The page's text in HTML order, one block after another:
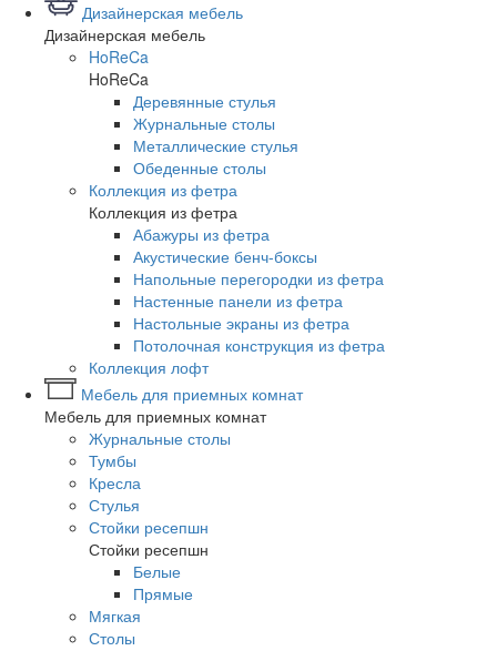
Дизайнерская мебель
Дизайнерская мебель
HoReCa
HoReCa
Деревянные стулья
Журнальные столы
Металлические стулья
Обеденные столы
Коллекция из фетра
Коллекция из фетра
Абажуры из фетра
Акустические бенч-боксы
Напольные перегородки из фетра
Настенные панели из фетра
Настольные экраны из фетра
Потолочная конструкция из фетра
Коллекция лофт
Мебель для приемных комнат
Мебель для приемных комнат
Журнальные столы
Тумбы
Кресла
Стулья
Стойки ресепшн
Стойки ресепшн
Белые
Прямые
Мягкая
Столы